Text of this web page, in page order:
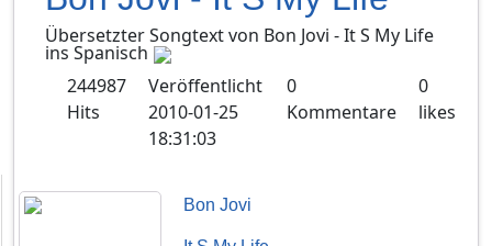
Übersetzter Songtext von Bon Jovi -It S My Life
ins Spanisch
244987
Hits
Veröffentlicht
2010-01-25
18:31:03
0
Kommentare
0
likes
Bon Jovi